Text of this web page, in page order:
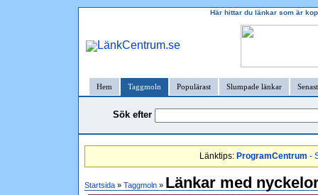
Här hittar du länkar som är
Hem Taggmoln Populärast Slumpade länkar
Sök efter
Länktips: ProgramCentrum -
Startsida » Taggmoln » Länkar med